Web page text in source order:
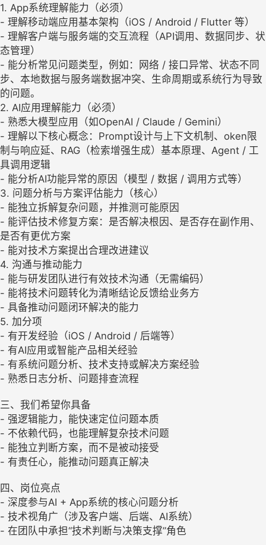
1. App系统理解能力（必须）
- 理解移动端应用基本架构（iOS / Android / Flutter 等）
- 理解客户端与服务端的交互流程（API调用、数据同步、状
态管理）
- 能分析常见问题类型，例如：网络 / 接口异常、状态不同
步、本地数据与服务端数据冲突、生命周期或系统行为导致
的问题。
2. AI应用理解能力（必须）
- 熟悉大模型应用（如OpenAI / Claude / Gemini）
- 理解以下核心概念：Prompt设计与上下文机制、oken限
制与响应延、RAG（检索增强生成）基本原理、Agent / 工
具调用逻辑
- 能分析AI功能异常的原因（模型 / 数据 / 调用方式等）
3. 问题分析与方案评估能力（核心）
- 能独立拆解复杂问题，并推测可能原因
- 能评估技术修复方案：是否解决根因、是否存在副作用、
是否有更优方案
- 能对技术方案提出合理改进建议
4. 沟通与推动能力
- 能与研发团队进行有效技术沟通（无需编码）
- 能将技术问题转化为清晰结论反馈给业务方
- 具备推动问题闭环解决的能力
5. 加分项
- 有开发经验（iOS / Android / 后端等）
- 有AI应用或智能产品相关经验
- 有系统问题分析、技术支持或解决方案经验
- 熟悉日志分析、问题排查流程
三、我们希望你具备
- 强逻辑能力，能快速定位问题本质
- 不依赖代码，也能理解复杂技术问题
- 能独立判断方案，而不是被动接受
- 有责任心，能推动问题真正解决
四、岗位亮点
- 深度参与AI + App系统的核心问题分析
- 技术视角广（涉及客户端、后端、AI系统）
- 在团队中承担“技术判断与决策支撑”角色